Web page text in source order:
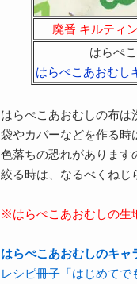
廃番 キルティ
はらぺ
はらぺこあおむし
はらぺこあおむしの布は
袋やカバーなどを作る時
色落ちの恐れがあります
絞る時は、なるべくねじ
※はらぺこあおむしの生
はらぺこあおむしのキャ
レシピ冊子「はじめてで